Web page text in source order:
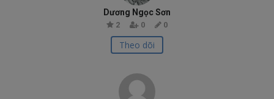
Dương Ngọc Sơn
2 0 0
Theo dõi